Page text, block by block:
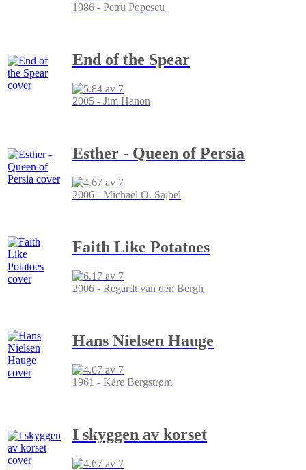
1986 - Petru Popescu
End of the Spear
2005 - Jim Hanon
Esther - Queen of Persia
2006 - Michael O. Sajbel
Faith Like Potatoes
2006 - Regardt van den Bergh
Hans Nielsen Hauge
1961 - Kåre Bergstrøm
I skyggen av korset